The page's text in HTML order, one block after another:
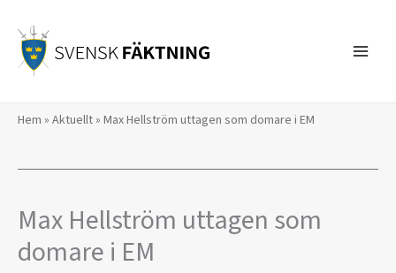
innehåll
Hem » Aktuellt» Max Hellström uttagen som domare i EM
Max Hellström uttagen som
domare i EM